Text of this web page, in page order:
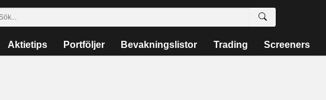
Aktietips Portföljer Bevakningslistor Trading Screeners